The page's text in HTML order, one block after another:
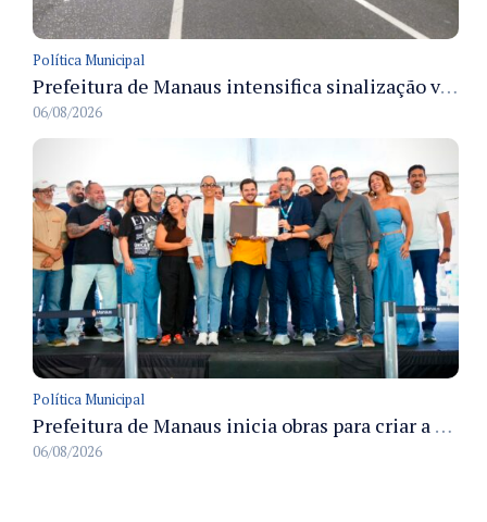
Política Municipal
Prefeitura de Manaus intensifica sinalização viária em diversos bairros para organizar o trânsito e reduzir sinistros
06/08/2026
Política Municipal
Prefeitura de Manaus inicia obras para criar a primeira Rua Gastronômica de Manaus na Ferreira Pena
06/08/2026